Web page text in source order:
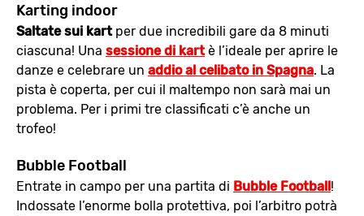
Karting indoor
Saltate sui kartper due incredibili gare da 8 minuti
ciascuna! Una sessione di kartè l’ideale per aprire le
danze e celebrare un addio al celibato in Spagna. La
pista è coperta, per cui il maltempo non sarà mai un
problema. Per i primi tre classificati c’è anche un
trofeo!
Bubble Football
Entrate in campo per una partita di Bubble Football!
Indossate l’enorme bolla protettiva, poi l’arbitro potrà